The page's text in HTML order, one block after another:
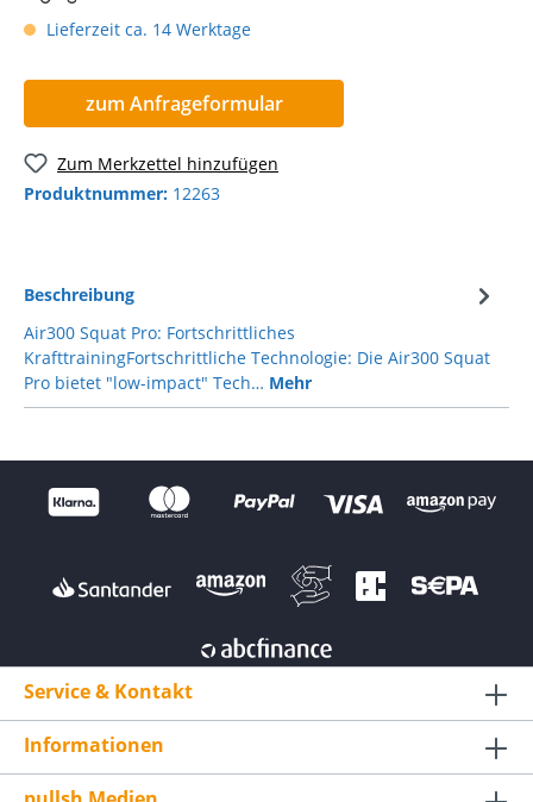
Lieferzeit ca. 14 Werktage
zum Anfrageformular
Zum Merkzettel hinzufügen
Produktnummer: 12263
Beschreibung
Air300 Squat Pro: Fortschrittliches
KrafttrainingFortschrittliche Technologie: Die Air300 Squat
Pro bietet "low-impact" Tech… Mehr
Service & Kontakt
Informationen